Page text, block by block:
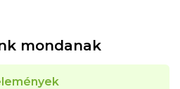
mondanak